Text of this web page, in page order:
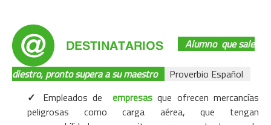
Alumno que sale
diestro, pronto supera a su maestro
Proverbio Español
✓
Empleados de empresasque ofrecen mercancías
peligrosas como carga aérea, que tengan